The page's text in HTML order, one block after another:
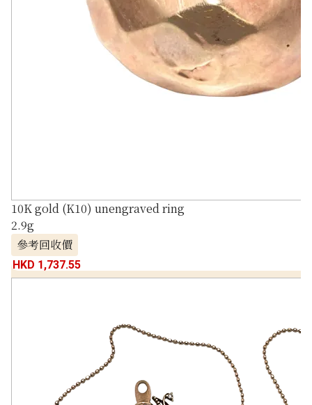
10K gold (K10) unengraved ring
2.9g
參考回收價
HKD 1,737.55